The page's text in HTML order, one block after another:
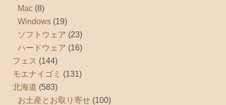
Mac (8)
Windows (19)
ソフトウェア (23)
ハードウェア (16)
フェス (144)
モエナイゴミ (131)
北海道 (583)
お土産とお取り寄せ (100)